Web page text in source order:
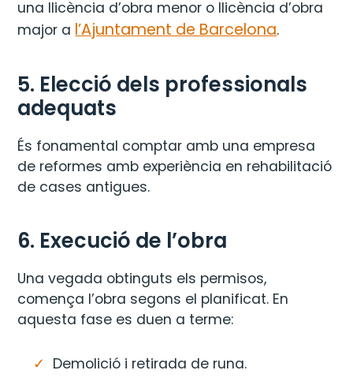
una llicència d’obra menor o llicència d’obra
major a l’Ajuntament de Barcelona.
5. Elecció dels professionals
adequats
És fonamental comptar amb una empresa
de reformes amb experiència en rehabilitació
de cases antigues.
6. Execució de l’obra
Una vegada obtinguts els permisos,
comença l’obra segons el planificat. En
aquesta fase es duen a terme:
Demolició i retirada de runa.